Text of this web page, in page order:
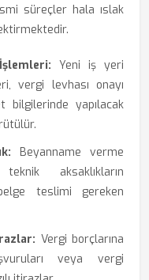
süreçler hala ıslak
Yeni iş yeri
vergi levhası onayı
yapılacak
Beyanname verme
aksaklıkların
teslimi gereken
Vergi borçlarına
veya vergi